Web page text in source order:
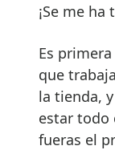
¡Se me
Es
que
la tienda,
estar todo
fueras el